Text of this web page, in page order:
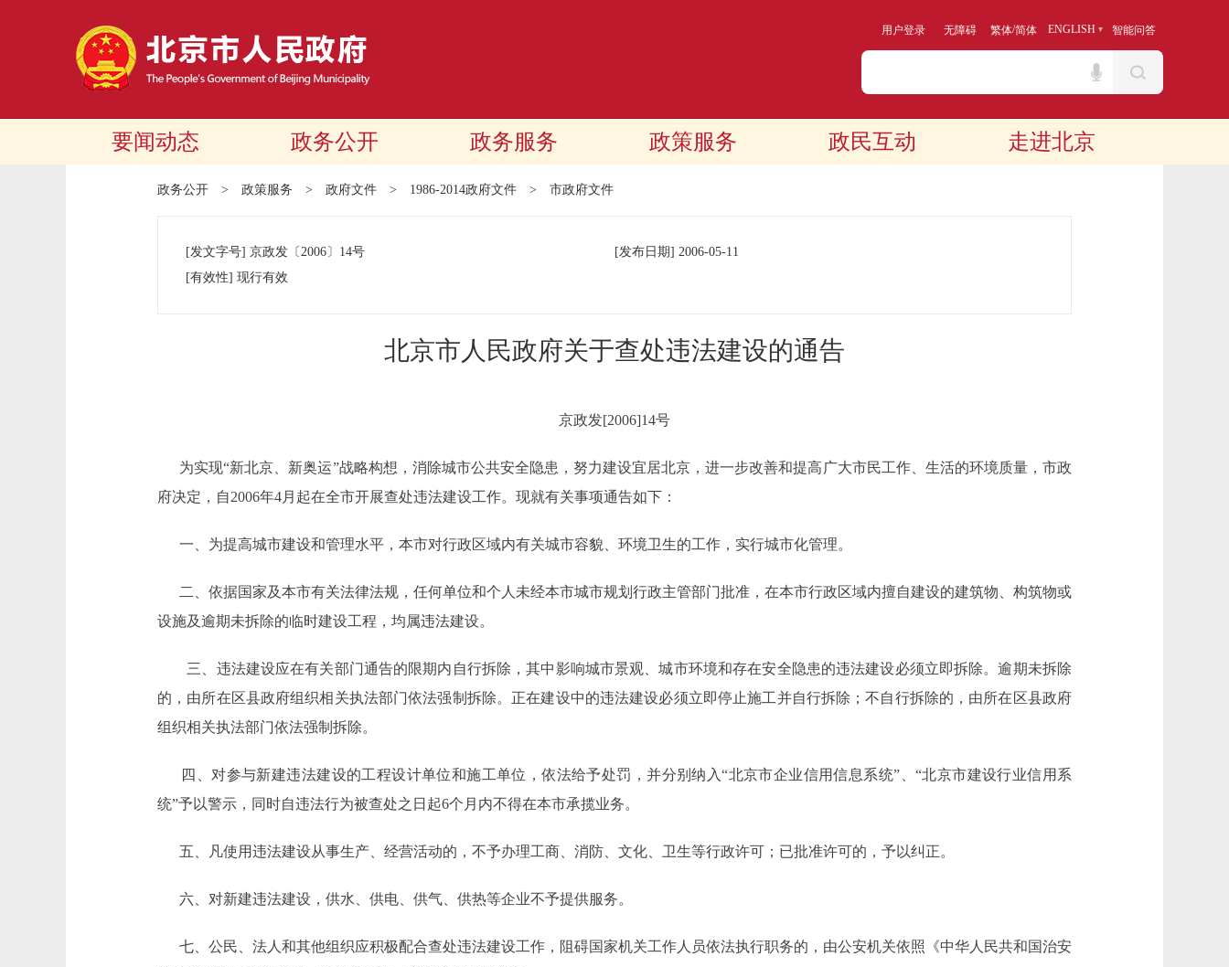
用户登录 无障碍 繁体/简体 ENGLISH 智能问答
要闻动态 政务公开 政务服务 政策服务 政民互动 走进北京
政务公开 > 政策服务 > 政府文件 > 1986-2014政府文件 > 市政府文件
[发文字号] 京政发 〔2006〕 14号 [发布日期] 2006-05-11
[有效性] 现行有效
北京市人民政府关于查处违法建设的通告
京政发[2006]14号
为实现“新北京、新奥运”战略构想，消除城市公共安全隐患，努力建设宜居北京，进一步改善和提高广大市民工作、生活的环境质量，市政
府决定，自2006年4月起在全市开展查处违法建设工作。现就有关事项通告如下：
一、为提高城市建设和管理水平，本市对行政区域内有关城市容貌、环境卫生的工作，实行城市化管理。
二、依据国家及本市有关法律法规，任何单位和个人未经本市城市规划行政主管部门批准，在本市行政区域内擅自建设的建筑物、构筑物或
设施及逾期未拆除的临时建设工程，均属违法建设。
三、违法建设应在有关部门通告的限期内自行拆除，其中影响城市景观、城市环境和存在安全隐患的违法建设必须立即拆除。逾期未拆除
的，由所在区县政府组织相关执法部门依法强制拆除。正在建设中的违法建设必须立即停止施工并自行拆除；不自行拆除的，由所在区县政府
组织相关执法部门依法强制拆除。
四、对参与新建违法建设的工程设计单位和施工单位，依法给予处罚，并分别纳入“北京市企业信用信息系统”、“北京市建设行业信用系
统”予以警示，同时自违法行为被查处之日起6个月内不得在本市承揽业务。
五、凡使用违法建设从事生产、经营活动的，不予办理工商、消防、文化、卫生等行政许可；已批准许可的，予以纠正。
六、对新建违法建设，供水、供电、供气、供热等企业不予提供服务。
七、公民、法人和其他组织应积极配合查处违法建设工作，阻碍国家机关工作人员依法执行职务的，由公安机关依照《中华人民共和国治安